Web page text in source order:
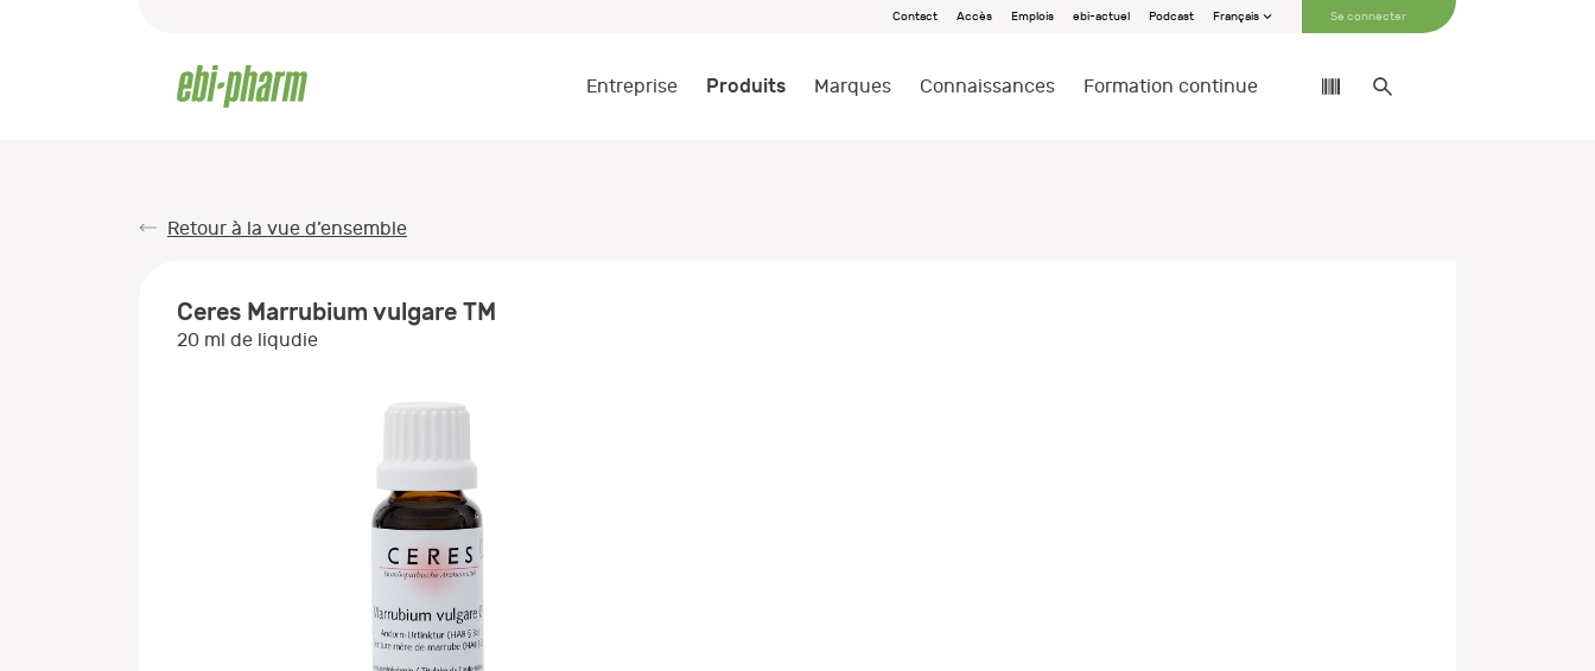
Contact Accès Emplois ebi-actuel Podcast Français Se connecter
Entreprise Produits Marques Connaissances Formation continue
Retour à la vue d’ensemble
Ceres Marrubium vulgare TM
20 ml de liqudie